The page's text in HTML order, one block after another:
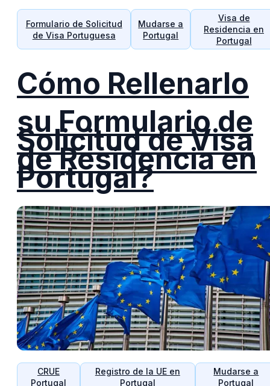
Formulario de Solicitud
de Visa Portuguesa
Mudarse a
Portugal
Visa de
Residencia en
Portugal
Cómo Rellenarlo
su Formulario de
Solicitud de Visa
de Residencia en
Portugal?
CRUE
Portugal
Registro de la UE en
Portugal
Mudarse a
Portugal